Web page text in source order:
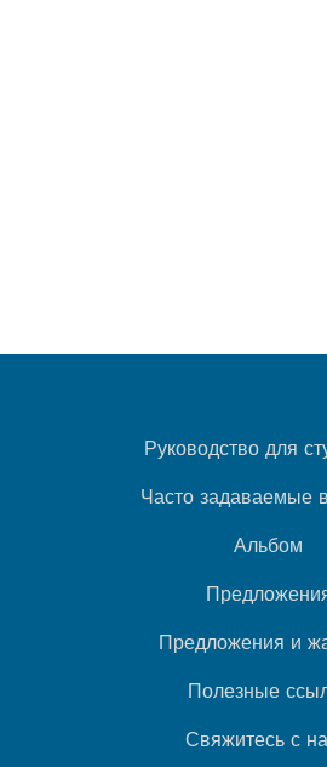
Руководство для
Часто задаваемые
Альбом
Предложения и
Полезные
Свяжитесь с